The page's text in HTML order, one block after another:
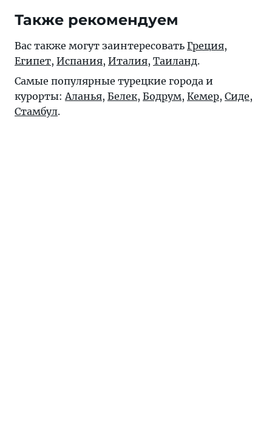
Также рекомендуем
Вас также могут заинтересовать Греция,
Египет, Испания, Италия, Таиланд.
Самые популярные турецкие города и
курорты: Аланья, Белек, Бодрум, Кемер, Сиде,
Стамбул.